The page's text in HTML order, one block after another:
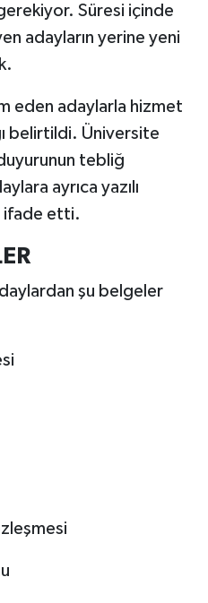
Süresi içinde
adayların yerine yeni
eden adaylarla hizmet
belirtildi. Üniversite
tebliğ
ayrıca yazılı
ifade etti.
şu belgeler